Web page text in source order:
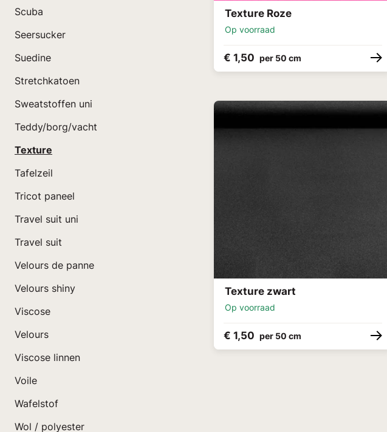
Scuba
Seersucker
Suedine
Stretchkatoen
Sweatstoffen uni
Teddy/borg/vacht
Texture
Tafelzeil
Tricot paneel
Travel suit uni
Travel suit
Velours de panne
Velours shiny
Viscose
Velours
Viscose linnen
Voile
Wafelstof
Wol / polyester
Texture Roze
Op voorraad
€ 1,50 per 50 cm
Texture zwart
Op voorraad
€ 1,50 per 50 cm